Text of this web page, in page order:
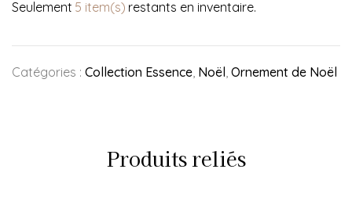
Seulement 5 item(s) restants en inventaire.
Catégories : Collection Essence Noël Ornement de Noël
Produits reliés